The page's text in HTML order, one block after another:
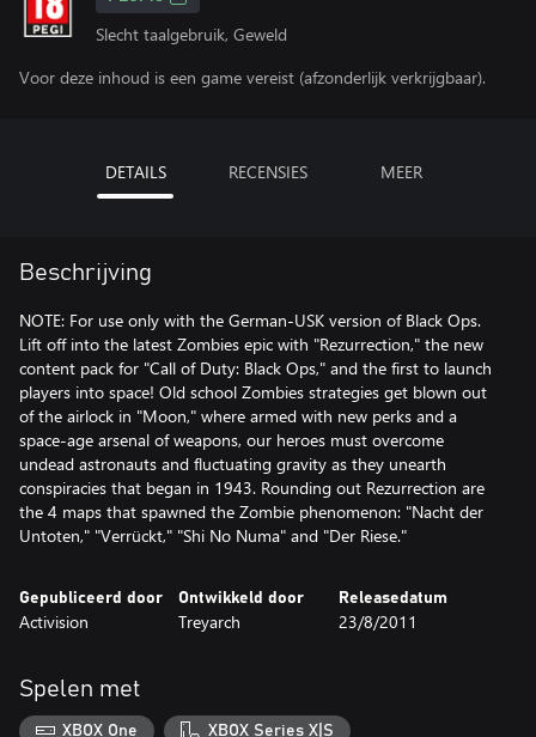
Slecht taalgebruik, Geweld
Voor deze inhoud is een game vereist (afzonderlijk verkrijgbaar).
DETAILS RECENSIES MEER
Beschrijving
NOTE: For use only with the German-USK version of Black Ops.
Lift off into the latest Zombies epic with "Rezurrection," the new
content pack for "Call of Duty: Black Ops," and the first to launch
players into space! Old school Zombies strategies get blown out
of the airlock in "Moon," where armed with new perks and a
space-age arsenal of weapons, our heroes must overcome
undead astronauts and fluctuating gravity as they unearth
conspiracies that began in 1943. Rounding out Rezurrection are
the 4 maps that spawned the Zombie phenomenon: "Nacht der
Untoten," "Verrückt," "Shi No Numa" and "Der Riese."
Gepubliceerd door
Activision
Ontwikkeld door
Treyarch
Releasedatum
23/8/2011
Spelen met
XBOX One XBOX Series X|S